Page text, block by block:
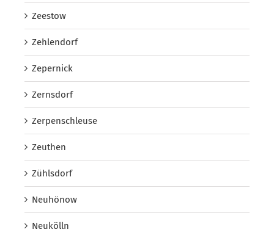
Zeestow
Zehlendorf
Zepernick
Zernsdorf
Zerpenschleuse
Zeuthen
Zühlsdorf
Neuhönow
Neukölln